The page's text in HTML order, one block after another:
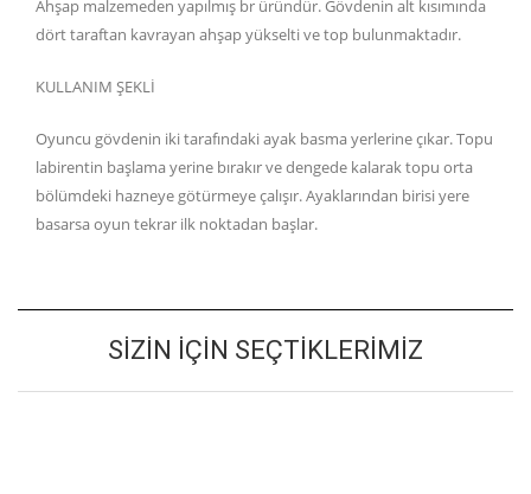
Ahşap malzemeden yapılmış br üründür. Gövdenin alt kısımında
dört taraftan kavrayan ahşap yükselti ve top bulunmaktadır.
KULLANIM ŞEKLİ
Oyuncu gövdenin iki tarafındaki ayak basma yerlerine çıkar. Topu
labirentin başlama yerine bırakır ve dengede kalarak topu orta
bölümdeki hazneye götürmeye çalışır. Ayaklarından birisi yere
basarsa oyun tekrar ilk noktadan başlar.
SIZIN İÇIN SEÇTIKLERIMIZ